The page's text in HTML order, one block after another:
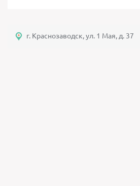
г. Краснозаводск, ул. 1 Мая, д. 37